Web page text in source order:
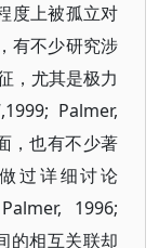
度上被孤立对
有不少研究涉
，尤其是极力
Palmer,
，也有不少著
过详细讨论
1996;
的相互关联却